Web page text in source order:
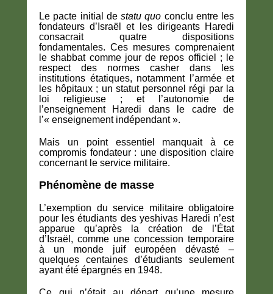
Le pacte initial de statu quo conclu entre les
fondateurs d’Israël et les dirigeants Haredi
consacrait quatre dispositions
fondamentales. Ces mesures comprenaient
le shabbat comme jour de repos officiel ; le
respect des normes casher dans les
institutions étatiques, notamment l’armée et
les hôpitaux ; un statut personnel régi par la
loi religieuse ; et l’autonomie de
l’enseignement Haredi dans le cadre de
l’« enseignement indépendant ».
Mais un point essentiel manquait à ce
compromis fondateur : une disposition claire
concernant le service militaire.
Phénomène de masse
L’exemption du service militaire obligatoire
pour les étudiants des yeshivas Haredi n’est
apparue qu’après la création de l’État
d’Israël, comme une concession temporaire
à un monde juif européen dévasté –
quelques centaines d’étudiants seulement
ayant été épargnés en 1948.